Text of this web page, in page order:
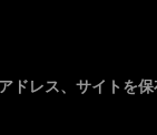
レス、サイトを保